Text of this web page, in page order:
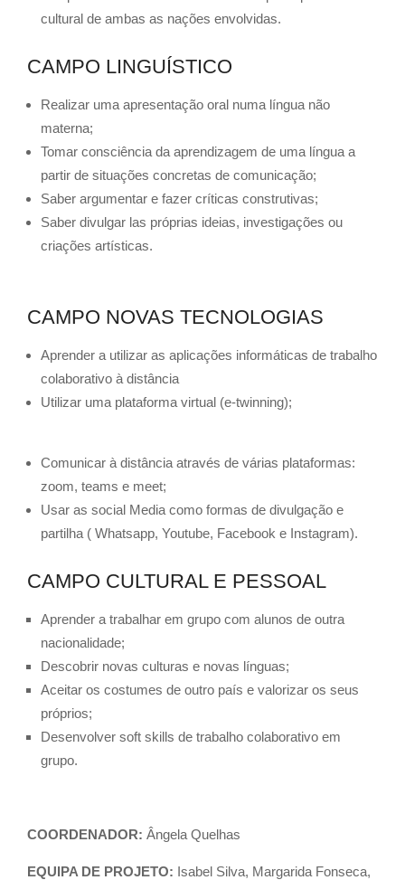
cultural de ambas as nações envolvidas.
CAMPO LINGUÍSTICO
Realizar uma apresentação oral numa língua não
materna;
Tomar consciência da aprendizagem de uma língua a
partir de situações concretas de comunicação;
Saber argumentar e fazer críticas construtivas;
Saber divulgar las próprias ideias, investigações ou
criações artísticas.
CAMPO NOVAS TECNOLOGIAS
Aprender a utilizar as aplicações informáticas de trabalho
colaborativo à distância
Utilizar uma plataforma virtual (e-twinning);
Comunicar à distância através de várias plataformas:
zoom, teams e meet;
Usar as social Media como formas de divulgação e
partilha ( Whatsapp, Youtube, Facebook e Instagram).
CAMPO CULTURAL E PESSOAL
Aprender a trabalhar em grupo com alunos de outra
nacionalidade;
Descobrir novas culturas e novas línguas;
Aceitar os costumes de outro país e valorizar os seus
próprios;
Desenvolver soft skills de trabalho colaborativo em
grupo.
COORDENADOR: Ângela Quelhas
EQUIPA DE PROJETO: Isabel Silva, Margarida Fonseca,